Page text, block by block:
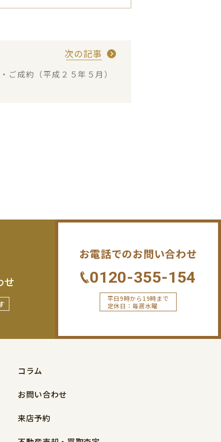
次の記事
ご成約（平成２５年５月）
せ
お電話でのお問い合わせ
0120-355-154
平日9時から19時まで
定休日：毎週水曜
コラム
お問い合わせ
来店予約